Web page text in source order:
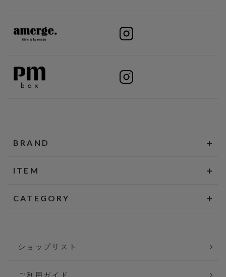
BRAND
ITEM
CATEGORY
ショップリスト
ご利用ガイド